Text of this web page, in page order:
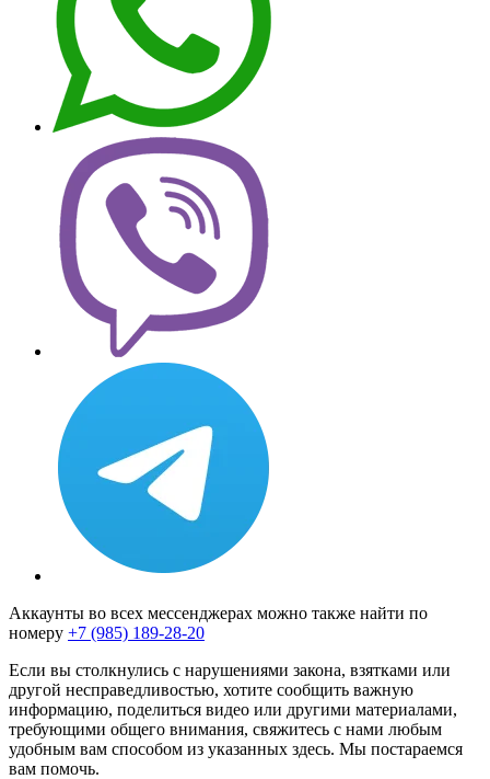
Аккаунты во всех мессенджерах можно также найти по
номеру +7 (985) 189-28-20
Если вы столкнулись с нарушениями закона, взятками или
другой несправедливостью, хотите сообщить важную
информацию, поделиться видео или другими материалами,
требующими общего внимания, свяжитесь с нами любым
удобным вам способом из указанных здесь. Мы постараемся
вам помочь.